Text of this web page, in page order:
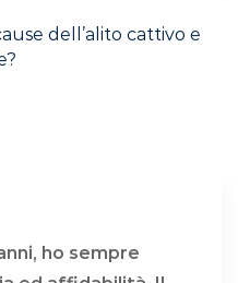
dell’alito cattivo e
ho sempre